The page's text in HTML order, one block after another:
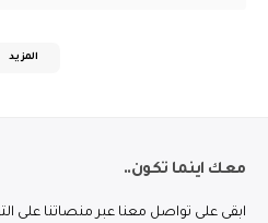
المزيد
معك اينما تكون..
ابقى على تواصل معنا عبر منصاتنا على